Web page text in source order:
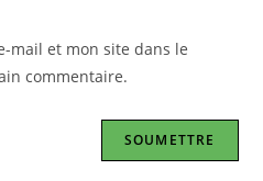
mail et mon site dans le
commentaire.